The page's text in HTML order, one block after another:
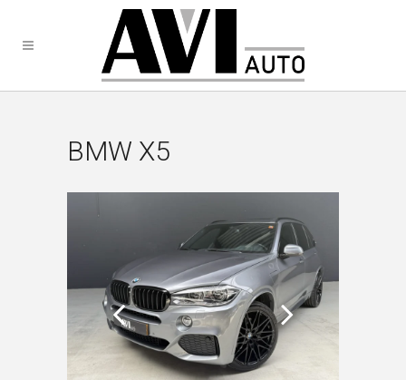
BMW X5